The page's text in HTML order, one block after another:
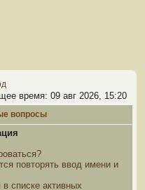
время: 09 авг 2026, 15:20
вопросы
повторять ввод имени и
списке активных